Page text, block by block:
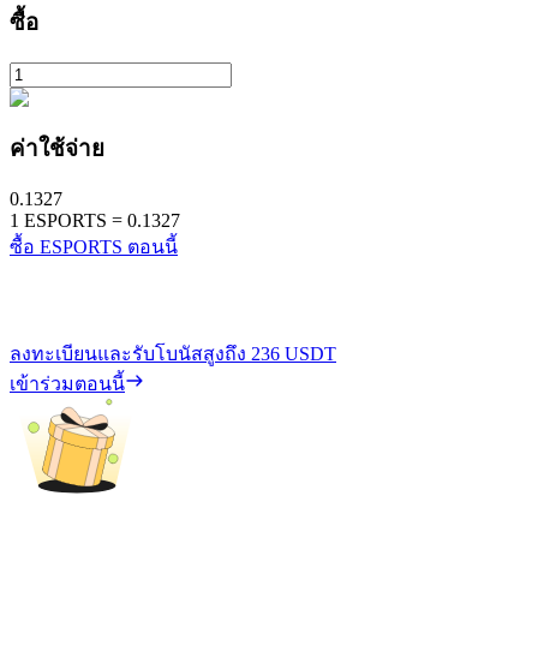
ซื้อ
ค่าใช้จ่าย
0.1327
1 ESPORTS = 0.1327
ซื้อ ESPORTS ตอนนี้
ลงทะเบียนและรับโบนัสสูงถึง 236 USDT
เข้าร่วมตอนนี้